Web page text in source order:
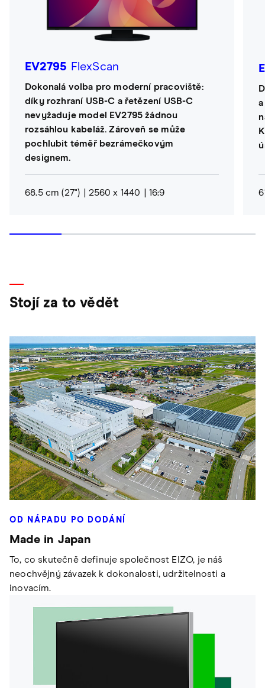
EV2795 FlexScan
Dokonalá volba pro moderní pracoviště:
díky rozhraní USB-C a řetězení USB-C
nevyžaduje model EV2795 žádnou
rozsáhlou kabeláž. Zároveň se může
pochlubit téměř bezrámečkovým
designem.
68.5 cm (27") 2560 x 1440 16:9
Stojí za to vědět
OD NÁPADU PO DODÁNÍ
Made in Japan
To, co skutečně definuje společnost EIZO, je náš
neochvějný závazek k dokonalosti, udržitelnosti a
inovacím.